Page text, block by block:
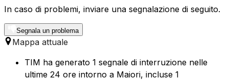
In caso di problemi, inviare una segnalazione di seguito.
Segnala un problema
Mappa attuale
TIM ha generato 1 segnale di interruzione nelle
ultime 24 ore intorno a Maiori, incluse 1